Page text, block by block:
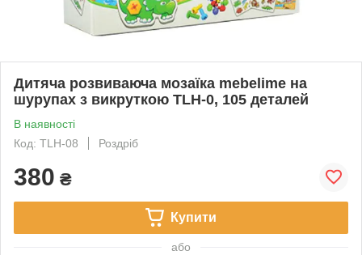
Дитяча розвиваюча мозаїка mebelime на
шурупах з викруткою TLH-0, 105 деталей
В наявності
Код: TLH-08
Роздріб
380 ₴
Купити
або